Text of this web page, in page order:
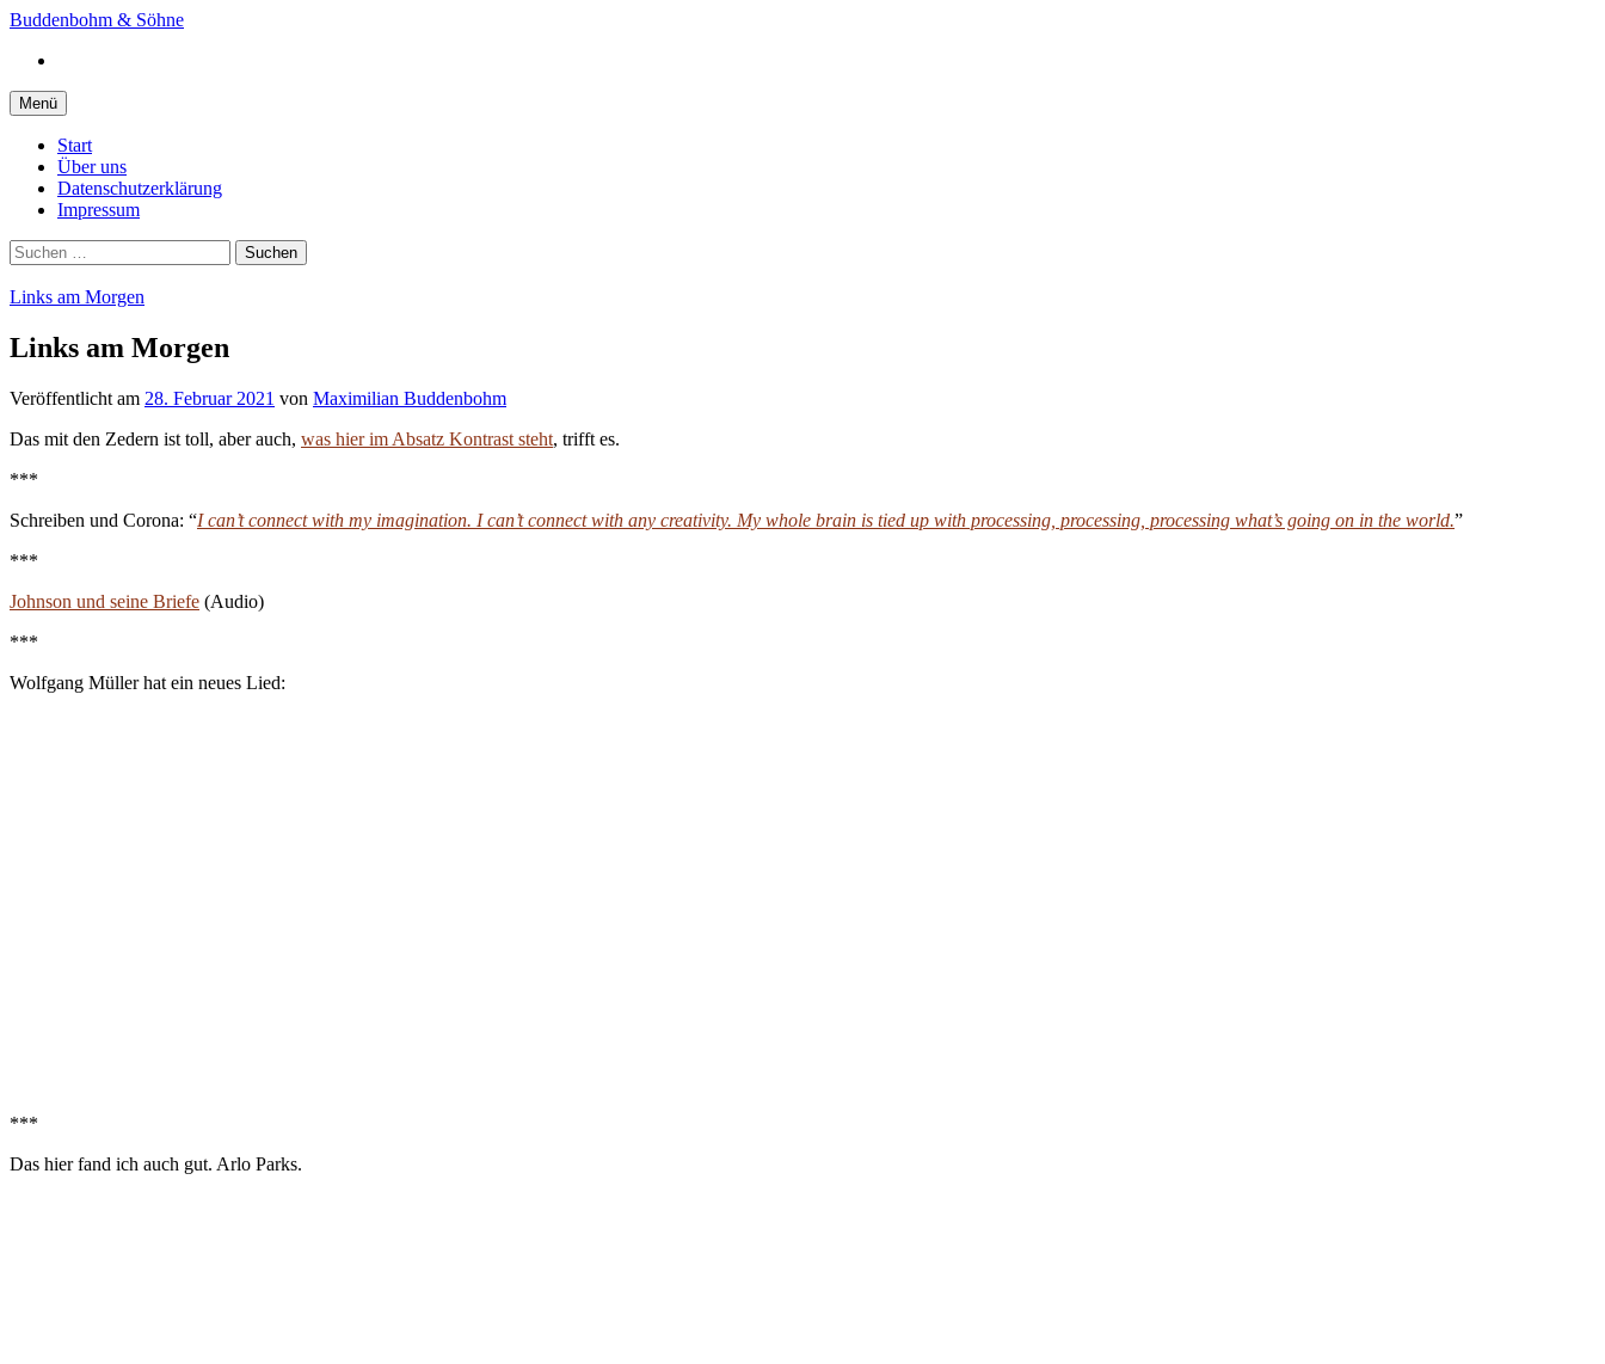
Springe
Inhalt
Buddenbohm & Söhne
Menü
Start
Über uns
Datenschutzerklärung
Impressum
Suchen
nach:
Links am Morgen
Links am Morgen
Veröffentlicht am 28. Februar 2021 von Maximilian Buddenbohm
Das mit den Zedern ist toll, aber auch, was hier im Absatz Kontrast steht, trifft es.
***
Schreiben und Corona: “I can’t connect with my imagination. I can’t connect with any creativity. My whole brain is tied up with processing, processing, processing what’s going on in the world.”
***
Johnson und seine Briefe (Audio)
***
Wolfgang Müller hat ein neues Lied:
***
Das hier fand ich auch gut. Arlo Parks.